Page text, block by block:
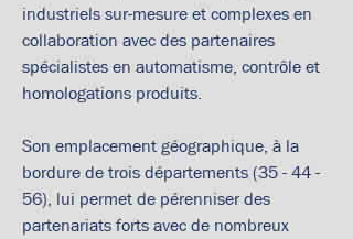
industriels sur-mesure et complexes en
collaboration avec des partenaires
spécialistes en automatisme, contrôle et
homologations produits.
Son emplacement géographique, à la
bordure de trois départements (35 - 44 -
56), lui permet de pérenniser des
partenariats forts avec de nombreux